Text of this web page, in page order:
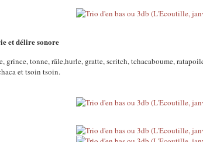
et délire sonore
grince, tonne, râle,hurle, gratte, scritch, tchacaboume,
et tsoin tsoin.